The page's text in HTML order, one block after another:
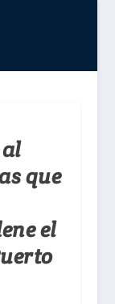
al
que
el